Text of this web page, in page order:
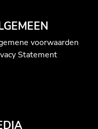
voorwaarden
Statement